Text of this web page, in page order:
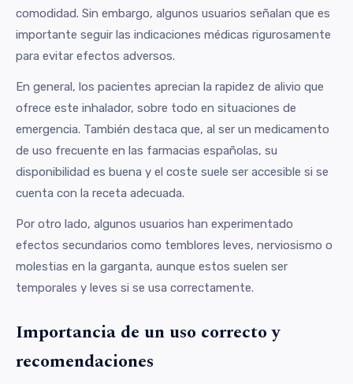
comodidad. Sin embargo, algunos usuarios señalan que es
importante seguir las indicaciones médicas rigurosamente
para evitar efectos adversos.
En general, los pacientes aprecian la rapidez de alivio que
ofrece este inhalador, sobre todo en situaciones de
emergencia. También destaca que, al ser un medicamento
de uso frecuente en las farmacias españolas, su
disponibilidad es buena y el coste suele ser accesible si se
cuenta con la receta adecuada.
Por otro lado, algunos usuarios han experimentado
efectos secundarios como temblores leves, nerviosismo o
molestias en la garganta, aunque estos suelen ser
temporales y leves si se usa correctamente.
Importancia de un uso correcto y
recomendaciones